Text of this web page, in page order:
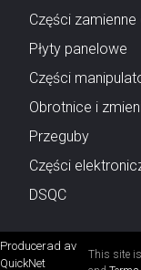
Części
Płyty panelowe
Części
Obrotnice i
Przeguby
Części
DSQC
Producerad av
QuickNet
This site